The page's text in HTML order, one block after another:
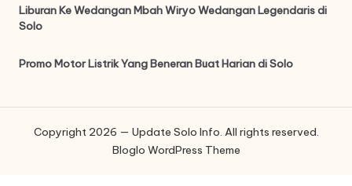
Liburan Ke Wedangan Mbah Wiryo Wedangan Legendaris di
Solo
Promo Motor Listrik Yang Beneran Buat Harian di Solo
Copyright 2026 — Update Solo Info. All rights reserved.
Bloglo WordPress Theme